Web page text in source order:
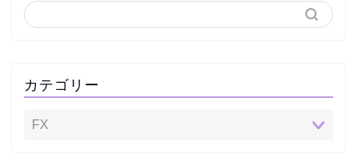
カテゴリー